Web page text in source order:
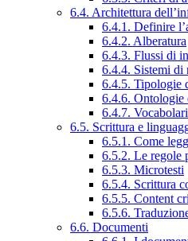
6.4. Architettura
6.4.1. Definire
6.4.2. Alberatura
6.4.3. Flussi di
6.4.4. Sistemi di
6.4.5. Tipologie
6.4.6. Ontologie
6.4.7.
6.5. Scrittura e
6.5.1. Come
6.5.2. Le regole
6.5.3. Microtesti
6.5.4. Scrittura
6.5.5. Content
6.5.6.
6.6. Documenti